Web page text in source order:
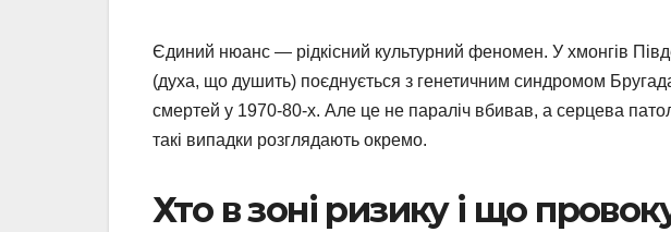
Єдиний нюанс — рідкісний культурний феномен. У хмонгів
(духа, що душить) поєднується з генетичним синдромом
смертей у 1970-80-х. Але це не параліч вбивав, а серцева
такі випадки розглядають окремо.
Хто в зоні ризику і що